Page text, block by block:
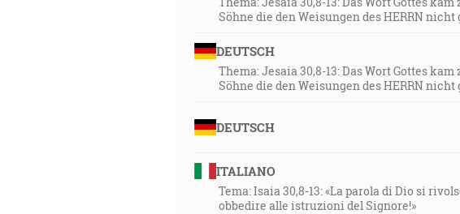
Söhne die den Weisungen des HERRN
DEUTSCH
Thema: Jesaia 30,8-13: Das Wort Gottes
Söhne die den Weisungen des HERRN
DEUTSCH
ITALIANO
Tema: Isaia 30,8-13: «La parola di Dio si
obbedire alle istruzioni del Signore!»